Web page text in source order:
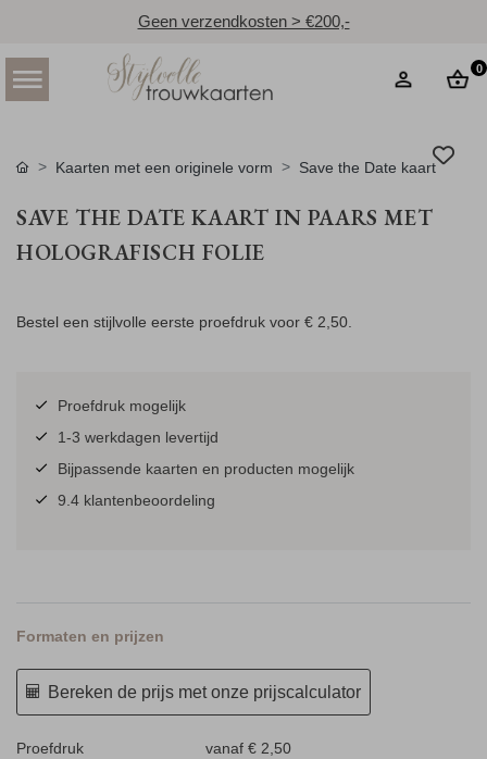
Geen verzendkosten > €200,-
0
Kaarten met een originele vorm Save the Date kaart
SAVE THE DATE KAART IN PAARS MET
HOLOGRAFISCH FOLIE
Bestel een stijlvolle eerste proefdruk voor € 2,50.
Proefdruk mogelijk
1-3 werkdagen levertijd
Bijpassende kaarten en producten mogelijk
9.4 klantenbeoordeling
Formaten en prijzen
Bereken de prijs met onze prijscalculator
Proefdruk
vanaf € 2,50